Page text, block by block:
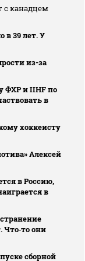
с канадцем
в 39 лет. У
из-за
ФХР и IIHF по
в
хоккеисту
Алексей
в Россию,
в
они
сборной